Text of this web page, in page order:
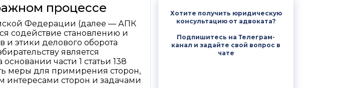
Хотите получить юридическую
консультацию от адвоката?
Подпишитесь на Телеграм-
канал и задайте свой вопрос в
чате
процессе
Федерации (далее — АПК
содействие становлению и
этики делового оборота
является
части 1 статьи 138
меры для примирения сторон,
интересами сторон и задачами